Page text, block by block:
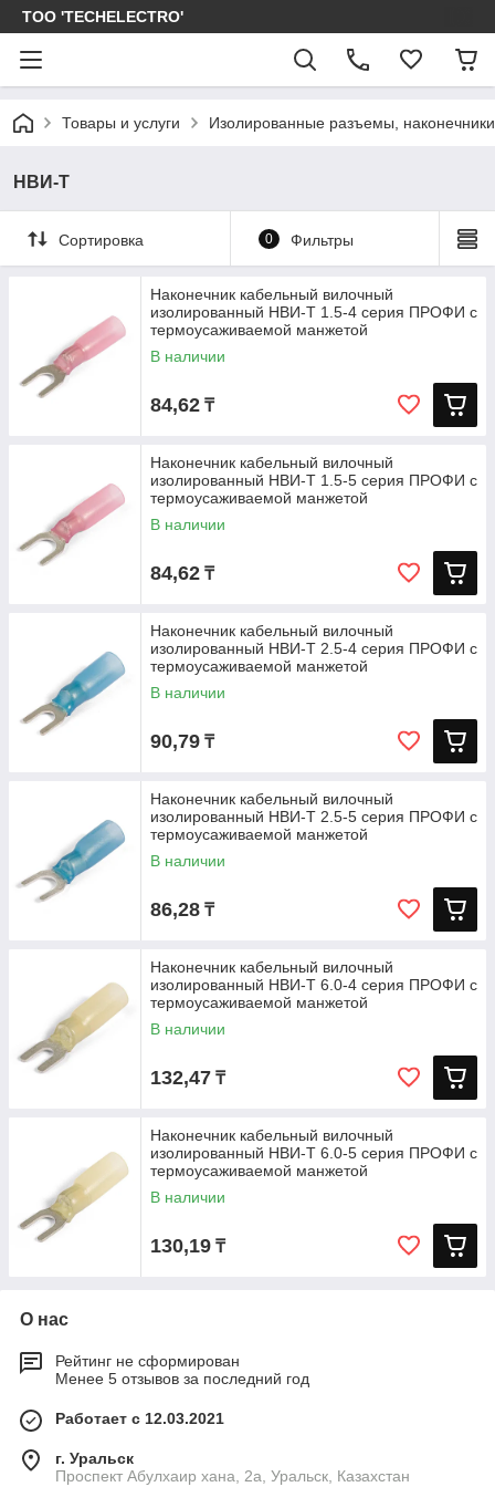
ТОО 'TECHELECTRO'
Товары и услуги Изолированные разъемы,
НВИ-Т
Сортировка 0 Фильтры
Наконечник кабельный вилочный
изолированный НВИ-Т 1.5-4 серия ПРОФИ с
термоусаживаемой манжетой
В наличии
84,62 ₸
Наконечник кабельный вилочный
изолированный НВИ-Т 1.5-5 серия ПРОФИ с
термоусаживаемой манжетой
В наличии
84,62 ₸
Наконечник кабельный вилочный
изолированный НВИ-Т 2.5-4 серия ПРОФИ с
термоусаживаемой манжетой
В наличии
90,79 ₸
Наконечник кабельный вилочный
изолированный НВИ-Т 2.5-5 серия ПРОФИ с
термоусаживаемой манжетой
В наличии
86,28 ₸
Наконечник кабельный вилочный
изолированный НВИ-Т 6.0-4 серия ПРОФИ с
термоусаживаемой манжетой
В наличии
132,47 ₸
Наконечник кабельный вилочный
изолированный НВИ-Т 6.0-5 серия ПРОФИ с
термоусаживаемой манжетой
В наличии
130,19 ₸
О нас
Рейтинг не сформирован
Менее 5 отзывов за последний год
Работает с 12.03.2021
г. Уральск
Проспект Абулхаир хана, 2а, Уральск, Казахстан